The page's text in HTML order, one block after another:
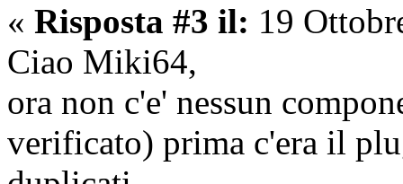
« Risposta #3 il: 19
Ciao Miki64,
ora non c'e' nessun
verificato) prima c'era il